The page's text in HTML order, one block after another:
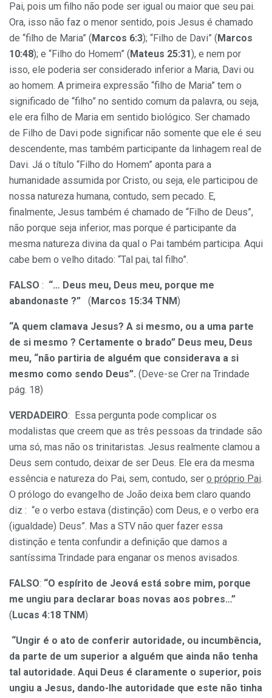
Pai, pois um filho não pode ser igual ou maior que seu pai.
Ora, isso não faz o menor sentido, pois Jesus é chamado
de “filho de Maria” ( Marcos 6:3); “Filho de Davi” ( Marcos
10:48); e “Filho do Homem” ( Mateus 25:31), e nem por
isso, ele poderia ser considerado inferior a Maria, Davi ou
ao homem. A primeira expressão “filho de Maria” tem o
significado de “filho” no sentido comum da palavra, ou seja,
ele era filho de Maria em sentido biológico. Ser chamado
de Filho de Davi pode significar não somente que ele é seu
descendente, mas também participante da linhagem real de
Davi. Já o título “Filho do Homem” aponta para a
humanidade assumida por Cristo, ou seja, ele participou de
nossa natureza humana, contudo, sem pecado. E,
finalmente, Jesus também é chamado de “Filho de Deus”,
não porque seja inferior, mas porque é participante da
mesma natureza divina da qual o Pai também participa. Aqui
cabe bem o velho ditado: “Tal pai, tal filho”.
FALSO : “… Deus meu, Deus meu, porque me
abandonaste ?”
( Marcos 15:34 TNM)
“A quem clamava Jesus? A si mesmo, ou a uma parte
de si mesmo ? Certamente o brado” Deus meu, Deus
meu, “não partiria de alguém que considerava a si
mesmo como sendo Deus”. (Deve-se Crer na Trindade
pág. 18)
VERDADEIRO: Essa pergunta pode complicar os
modalistas que creem que as três pessoas da trindade são
uma só, mas não os trinitaristas. Jesus realmente clamou a
Deus sem contudo, deixar de ser Deus. Ele era da mesma
essência e natureza do Pai, sem, contudo, ser o próprio Pai.
O prólogo do evangelho de João deixa bem claro quando
diz : “e o verbo estava (distinção) com Deus, e o verbo era
(igualdade) Deus”. Mas a STV não quer fazer essa
distinção e tenta confundir a definição que damos a
santíssima Trindade para enganar os menos avisados.
FALSO: “O espírito de Jeová está sobre mim, porque
me ungiu para declarar boas novas aos pobres…”
( Lucas 4:18 TNM)
“Ungir é o ato de conferir autoridade, ou incumbência,
da parte de um superior a alguém que ainda não tenha
tal autoridade. Aqui Deus é claramente o superior, pois
ungiu a Jesus, dando-lhe autoridade que este não tinha